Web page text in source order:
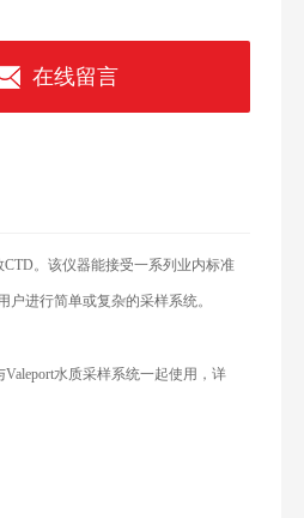
在线留言
。该仪器能接受一系列业内标准
进行简单或复杂的采样系统。
水质采样系统一起使用，详